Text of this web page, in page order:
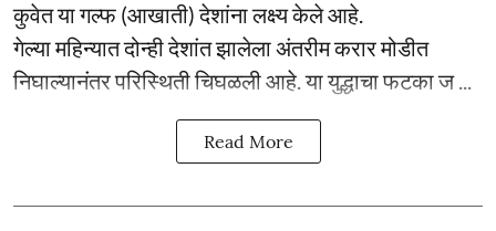
कुवेत या गल्फ (आखाती) देशांना लक्ष्य केले आहे.
गेल्या महिन्यात दोन्ही देशांत झालेला अंतरीम करार मोडीत
निघाल्यानंतर परिस्थिती चिघळली आहे. या युद्धाचा फटका ज ...
Read More